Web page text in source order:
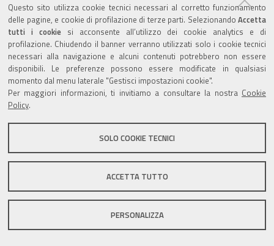
Questo sito utilizza cookie tecnici necessari al corretto funzionamento
delle pagine, e cookie di profilazione di terze parti. Selezionando Accetta
tutti i cookiesi acconsente all’utilizzo dei cookie analytics e di
profilazione. Chiudendo il banner verranno utilizzati solo i cookie tecnici
necessari alla navigazione e alcuni contenuti potrebbero non essere
disponibili. Le preferenze possono essere modificate in qualsiasi
momento dal menu laterale "Gestisci impostazioni cookie".
Per maggiori informazioni, ti invitiamo a consultare la nostra Cookie
Policy.
SOLO COOKIE TECNICI
ACCETTA TUTTO
PERSONALIZZA
Valuta questo sito
Sito istituzionale Comune di Zola Predosa
Privacy policy|DPO|Accessibilità